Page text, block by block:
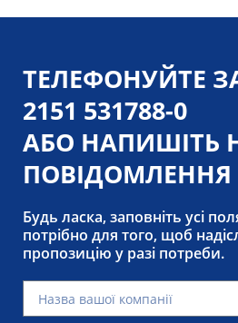
ТЕЛЕФОНУЙТЕ
2151 531788-0
АБО НАПИШІТЬ
ПОВІДОМЛЕННЯ
Будь ласка, заповніть усі
потрібно для того, щоб
пропозицію у разі потреби.